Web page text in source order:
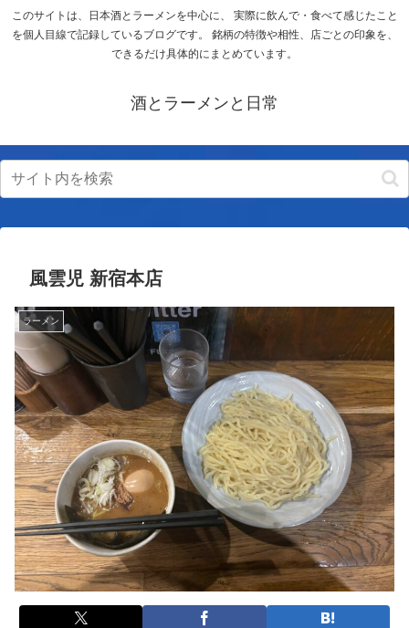
このサイトは、日本酒とラーメンを中心に、 実際に飲んで・食べて感じたこと
を個人目線で記録しているブログです。 銘柄の特徴や相性、店ごとの印象を、
できるだけ具体的にまとめています。
酒とラーメンと日常
風雲児 新宿本店
ラーメン